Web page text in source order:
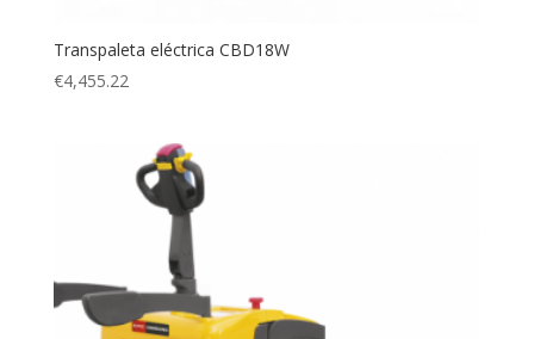
Transpaleta eléctrica CBD18W
€4,455.22